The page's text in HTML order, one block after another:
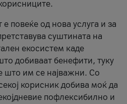
повеќе од нова услуга и за
суштината на
екосистем каде
добиваат бенефити, туку
што им се најважни. Со
корисник добива моќ да
пофлексибилно и